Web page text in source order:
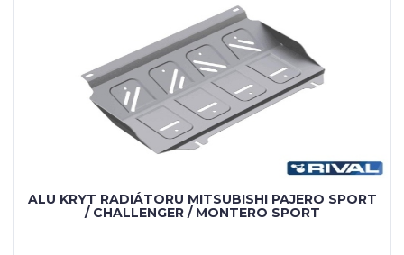
ALU KRYT RADIÁTORU MITSUBISHI PAJERO SPORT
/ CHALLENGER / MONTERO SPORT